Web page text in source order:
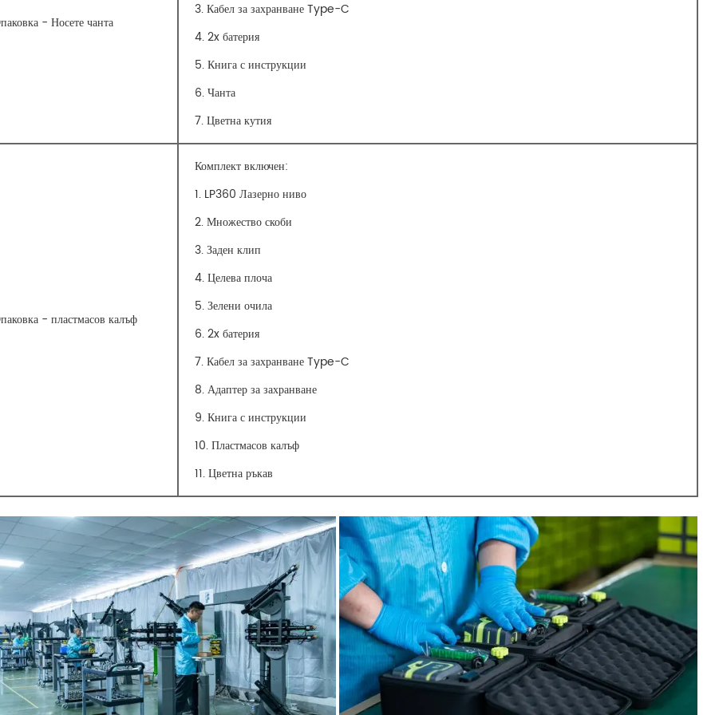
- Носете чанта
3. Кабел за захранване Type-C
4. 2x батерия
5. Книга с инструкции
6. Чанта
7. Цветна кутия
- пластмасов калъф
Комплект включен:
1. LP360 Лазерно ниво
2. Множество скоби
3. Заден клип
4. Целева плоча
5. Зелени очила
6. 2x батерия
7. Кабел за захранване Type-C
8. Адаптер за захранване
9. Книга с инструкции
10. Пластмасов калъф
11. Цветна ръкав